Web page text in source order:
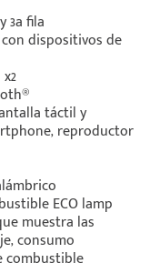
3a fila
dispositivos de
táctil y
reproductor
ECO lamp
muestra las
consumo
combustible